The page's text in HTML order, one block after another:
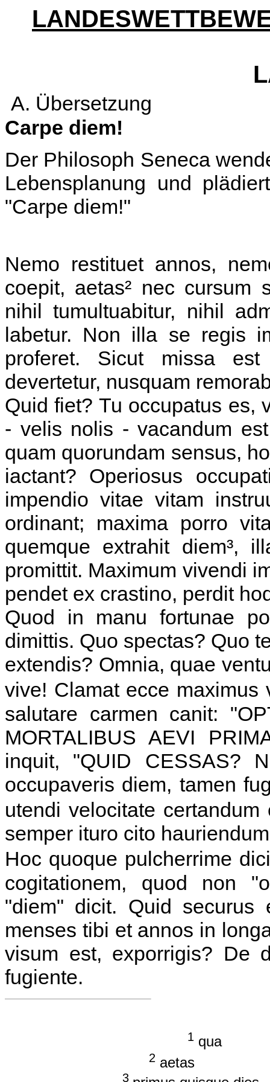
A. Übersetzung
Carpe diem!
Der Philosoph Seneca
Lebensplanung und
"Carpe diem!"
Nemo restituet annos,
coepit, aetas² nec cursum
nihil tumultuabitur, nihil
labetur. Non illa se regis
proferet. Sicut missa
devertetur, nusquam
Quid fiet? Tu occupatus es,
- velis nolis - vacandum
quam quorundam sensus,
iactant? Operiosus
impendio vitae vitam
ordinant; maxima porro
quemque extrahit diem³,
promittit. Maximum vivendi
pendet ex crastino, perdit
Quod in manu fortunae
dimittis. Quo spectas? Quo
extendis? Omnia, quae
vive! Clamat ecce maximus
salutare carmen canit:
MORTALIBUS AEVI
inquit, "QUID CESSAS?
occupaveris diem, tamen
utendi velocitate
semper ituro cito
Hoc quoque pulcherrime
cogitationem, quod non
"diem" dicit. Quid securus
menses tibi et annos in
visum est, exporrigis? De
fugiente.
1qua
2 aetas
3